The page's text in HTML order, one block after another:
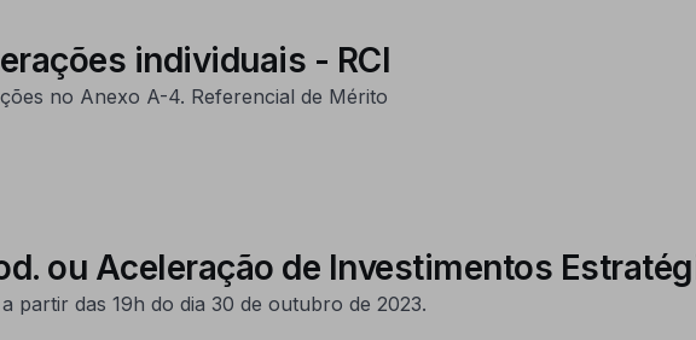
individuais - RCI
no Anexo A-4. Referencial de Mérito
ou Aceleração de Investimentos
partir das 19h do dia 30 de outubro de 2023.